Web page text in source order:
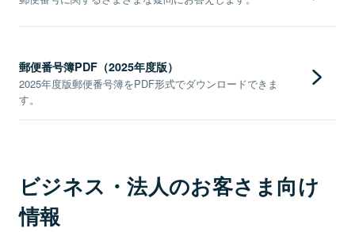
郵便番号簿PDF（2025年度版）
2025年度版郵便番号簿をPDF形式でダウンロードできま
す。
ビジネス・法人のお客さま向け
情報